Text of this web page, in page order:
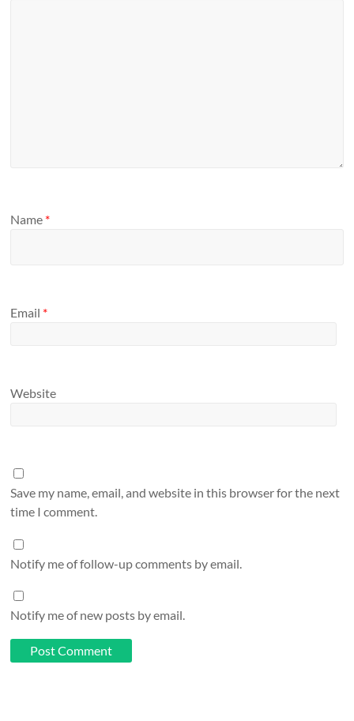
Name *
Email *
Website
Save my name, email, and website in this browser for the next
time I comment.
Notify me of follow-up comments by email.
Notify me of new posts by email.